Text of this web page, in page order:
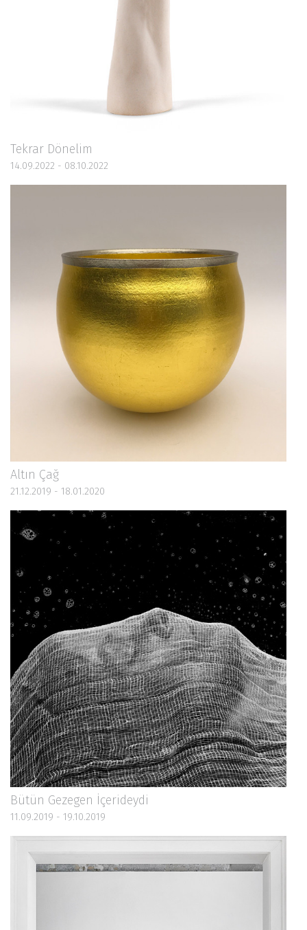
Tekrar Dönelim
14.09.2022 - 08.10.2022
Altın Çağ
21.12.2019 - 18.01.2020
Bütün Gezegen İçerideydi
11.09.2019 - 19.10.2019